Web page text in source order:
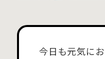
今日も元気に